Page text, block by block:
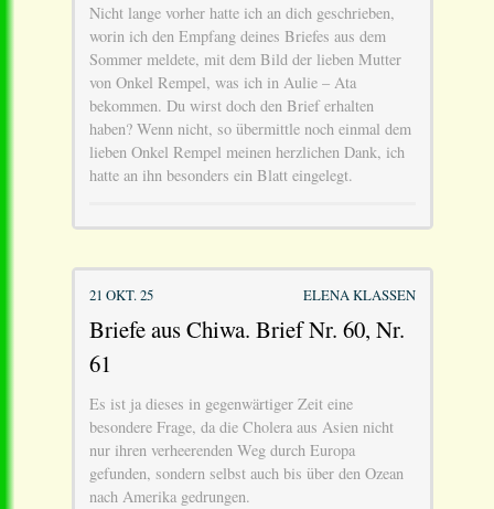
Nicht lange vorher hatte ich an dich geschrieben,
worin ich den Empfang deines Briefes aus dem
Sommer meldete, mit dem Bild der lieben Mutter
von Onkel Rempel, was ich in Aulie – Ata
bekommen. Du wirst doch den Brief erhalten
haben? Wenn nicht, so übermittle noch einmal dem
lieben Onkel Rempel meinen herzlichen Dank, ich
hatte an ihn besonders ein Blatt eingelegt.
21 OKT. 25 ELENA KLASSEN
Briefe aus Chiwa. Brief Nr. 60, Nr.
61
Es ist ja dieses in gegenwärtiger Zeit eine
besondere Frage, da die Cholera aus Asien nicht
nur ihren verheerenden Weg durch Europa
gefunden, sondern selbst auch bis über den Ozean
nach Amerika gedrungen.